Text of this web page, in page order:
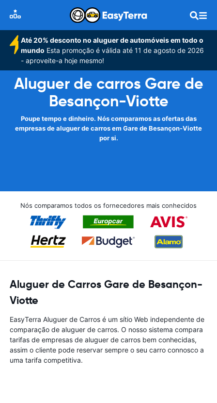
Até 20% desconto no aluguer de automóveis em todo o
mundo Esta promoção é válida até 11 de agosto de 2026
- aproveite-a hoje mesmo!
Aluguer de carros Gare de
Besançon-Viotte
Poupe tempo e dinheiro. Nós comparamos as ofertas das
empresas de aluguer de carros em Gare de Besançon-Viotte
por si.
Nós comparamos todos os fornecedores mais conhecidos
Aluguer de Carros Gare de Besançon-
Viotte
EasyTerra Aluguer de Carros é um sítio Web independente de
comparação de aluguer de carros. O nosso sistema compara
tarifas de empresas de aluguer de carros bem conhecidas,
assim o cliente pode reservar sempre o seu carro connosco a
uma tarifa competitiva.